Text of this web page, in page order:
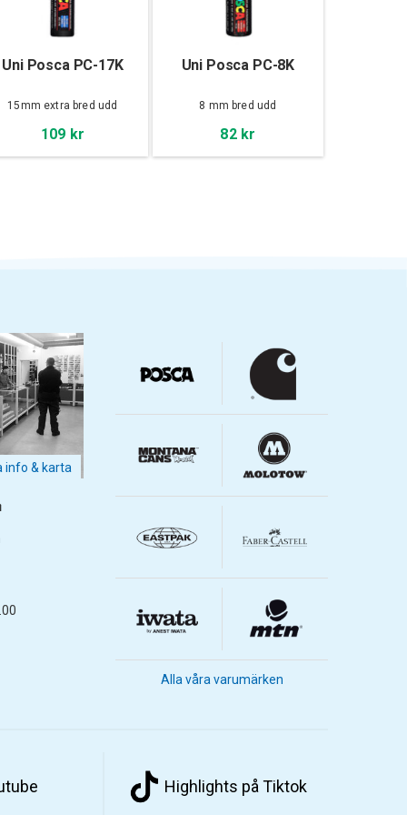
Uni Posca PC-17K
15mm extra bred udd
109 kr
Uni Posca PC-8K
8 mm bred udd
82 kr
info & karta
Alla våra varumärken
Highlights på Tiktok